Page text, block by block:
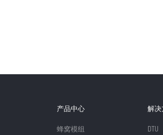
产品中心
蜂窝模组
解
DTU